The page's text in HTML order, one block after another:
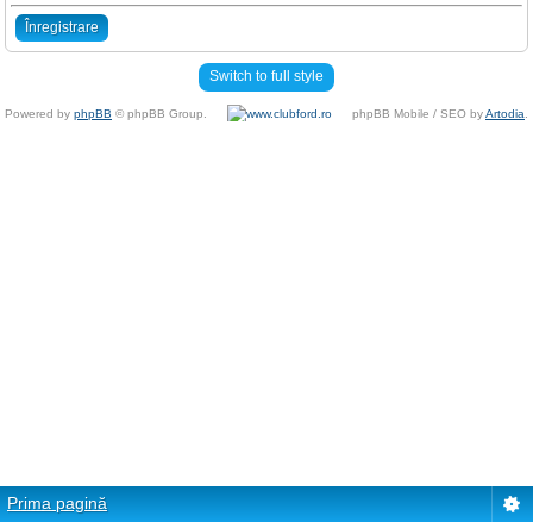
Înregistrare
Switch to full style
Powered by phpBB © phpBB Group. phpBB Mobile / SEO byArtodia
Prima pagină